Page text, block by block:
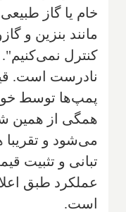
خام یا گاز
مانند بنزین و
کنترل
نادرست است.
پمپ‌ها توسط
همگی از همین
می‌شود و
تبانی و تثبیت
عملکرد طبق
است.